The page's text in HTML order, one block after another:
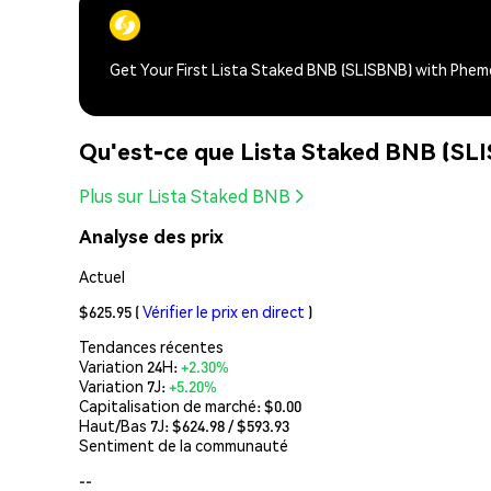
Get Your First Lista Staked BNB (SLISBNB) with
Qu'est-ce que Lista Staked BNB
Plus sur Lista Staked BNB
Analyse des prix
Actuel
$625.95 (Vérifier le prix en direct )
Tendances récentes
Variation 24H:+2.30%
Variation 7J:+5.20%
Capitalisation de marché:$0.00
Haut/Bas 7J: $624.98/ $593.93
Sentiment de la communauté
--